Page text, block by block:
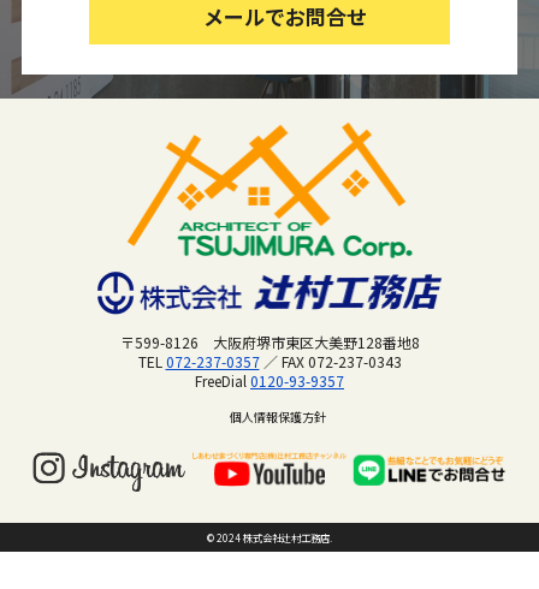
メールでお問合せ
〒599-8126 大阪府堺市東区大美野128番地8
TEL 072-237-0357／ FAX 072-237-0343
FreeDial 0120-93-9357
個人情報保護方針
© 2024 株式会社辻村工務店.